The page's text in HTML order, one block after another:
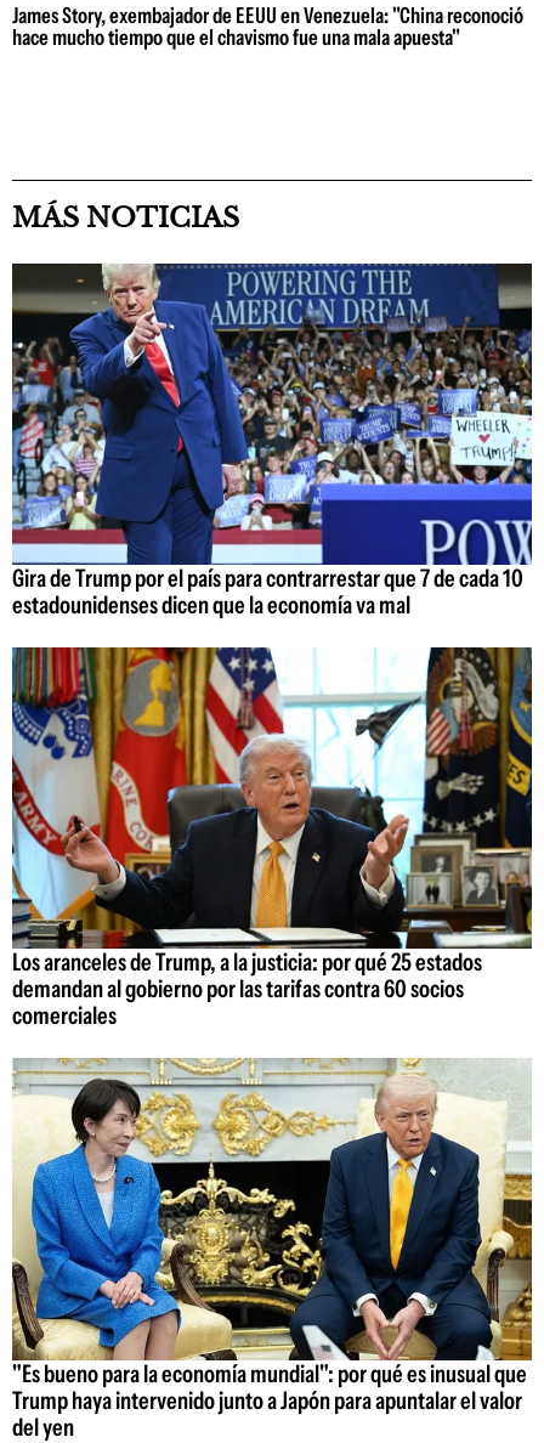
James Story, exembajador de EEUU en Venezuela: "China reconoció
hace mucho tiempo que el chavismo fue una mala apuesta"
MÁS NOTICIAS
Gira de Trump por el país para contrarrestar que 7 de cada 10
estadounidenses dicen que la economía va mal
Los aranceles de Trump, a la justicia: por qué 25 estados
demandan al gobierno por las tarifas contra 60 socios
comerciales
"Es bueno para la economía mundial": por qué es inusual que
Trump haya intervenido junto a Japón para apuntalar el valor
del yen